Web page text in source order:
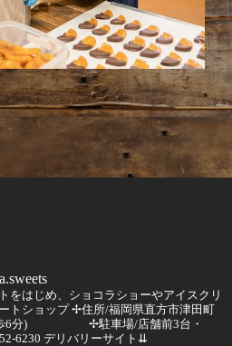
をはじめ、ショコラショーやアイスクリ
トショップ✢住所/福岡県直方市津田町
徒歩6分)
✢駐車場/店舗前3台・
6230 デリバリーサイト⇊